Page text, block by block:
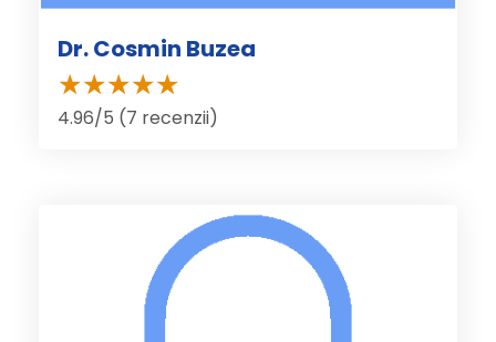
Dr. Cosmin Buzea
4.96/5 (7 recenzii)